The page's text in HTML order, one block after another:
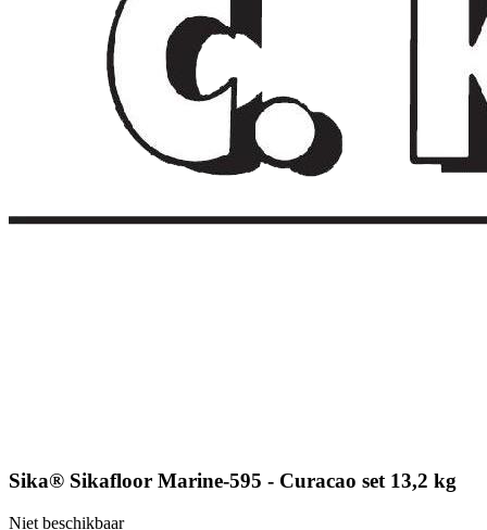
Sika® Sikafloor Marine-595 - Curacao set 13,2 kg
Niet beschikbaar